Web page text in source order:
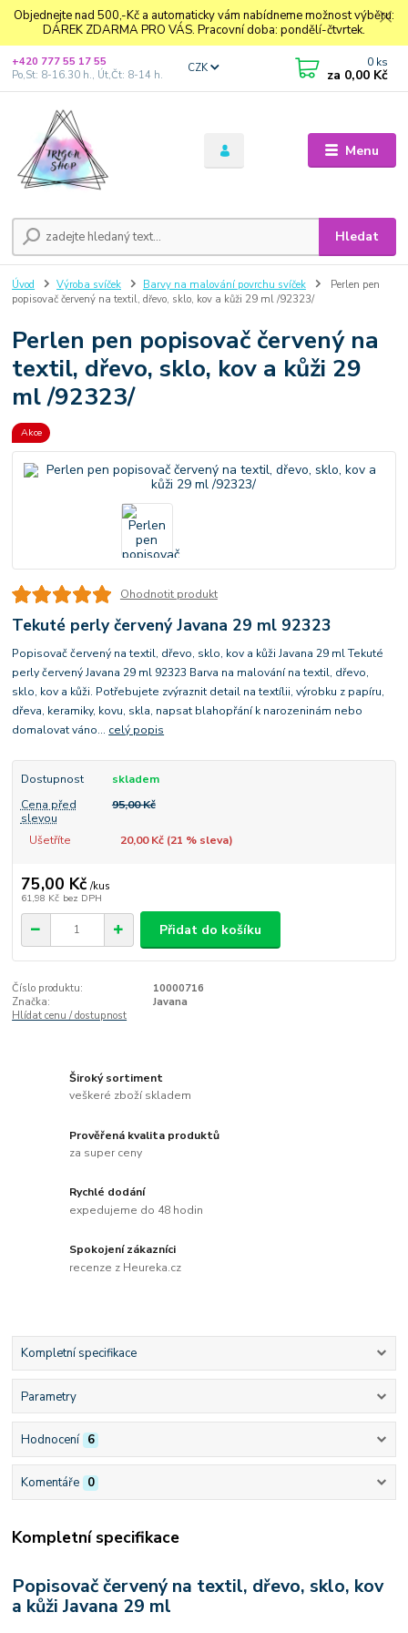
Objednejte nad 500,-Kč a automaticky vám nabídneme možnost výběru:
DÁREK ZDARMA PRO VÁS. Pracovní doba: pondělí-čtvrtek.
Menu
CZK
Hledat
+420 777 55 17 55
Po,St: 8-16.30 h., Út,Čt: 8-14 h.
0 ks
za 0,00 Kč
Úvod Výroba svíček Barvy na malování povrchu svíček
Perlen pen
popisovač červený na textil, dřevo, sklo, kov a kůži 29 ml /92323/
Perlen pen popisovač červený na
textil, dřevo, sklo, kov a kůži 29
ml /92323/
Akce
Ohodnotit produkt
Tekuté perly červený Javana 29 ml 92323
Popisovač červený na textil, dřevo, sklo, kov a kůži Javana 29 ml Tekuté
perly červený Javana 29 ml 92323 Barva na malování na textil, dřevo,
sklo, kov a kůži. Potřebujete zvýraznit detail na textílii, výrobku z papíru,
dřeva, keramiky, kovu, skla, napsat blahopřání k narozeninám nebo
domalovat váno... celý popis
Dostupnost
skladem
Cena před
slevou
95,00 Kč
Ušetříte 20,00 Kč (21 % sleva)
75,00 Kč /kus
61,98 Kč bez DPH
Přidat do košíku
Číslo produktu:
10000716
Značka:
Javana
Hlídat cenu / dostupnost
Široký sortiment
veškeré zboží skladem
Prověřená kvalita produktů
za super ceny
Rychlé dodání
expedujeme do 48 hodin
Spokojení zákazníci
recenze z Heureka.cz
Kompletní specifikace
Parametry
Hodnocení 6
Komentáře 0
Kompletní specifikace
Popisovač červený na textil, dřevo, sklo, kov
a kůži Javana 29 ml